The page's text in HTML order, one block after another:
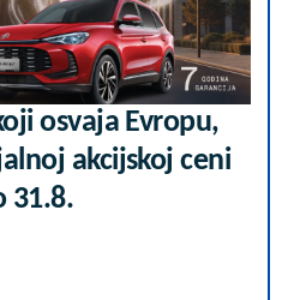
osvaja Evropu,
akcijskoj ceni
31.8.